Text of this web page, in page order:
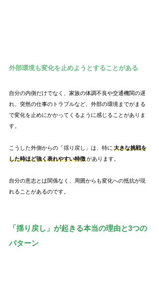
外部環境も変化を止めようとすることがある
自分の内側だけでなく、家族の体調不良や交通機関の遅
れ、突然の仕事のトラブルなど、外部の環境までがまる
で変化を止めにかかってくるように感じることがありま
す。
こうした外側からの「揺り戻し」は、特に 大きな挑戦を
した時ほど強く表れやすい特徴があります。
自分の意志とは関係なく、周囲からも変化への抵抗が現
れることがあるのです。
「揺り戻し」が起きる本当の理由と3つの
パターン